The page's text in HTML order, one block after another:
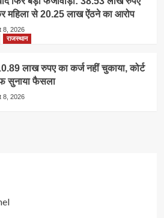
महिला से 20.25 लाख ऐंठने का आरोप
8, 2026
राजस्थान
लाख रुपए का कर्ज नहीं चुकाया, कोर्ट
सुनाया फैसला
8, 2026